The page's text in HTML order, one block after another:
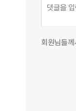
회원님들